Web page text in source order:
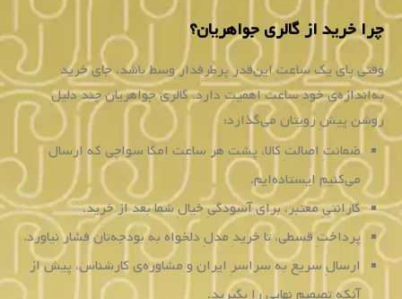
چرا خرید از گالری جواهریان؟
وقتی پای یک ساعتِ این‌قدر پرطرفدار وسط باشد، جای خرید
به‌اندازه‌ی خودِ ساعت اهمیت دارد. گالری جواهریان چند دلیلِ
روشن پیشِ رویتان می‌گذارد:
ضمانتِ اصالتِ کالا، پشتِ هر ساعت امگا سواچی که ارسال
می‌کنیم ایستاده‌ایم.
گارانتیِ معتبر، برای آسودگیِ خیالِ شما بعد از خرید.
پرداختِ قسطی، تا خریدِ مدلِ دلخواه به بودجه‌تان فشار نیاورد.
ارسالِ سریع به سراسرِ ایران و مشاوره‌ی کارشناس، پیش از